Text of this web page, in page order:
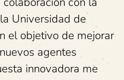
Universidad de
el objetivo de mejorar
agentes
innovadora me